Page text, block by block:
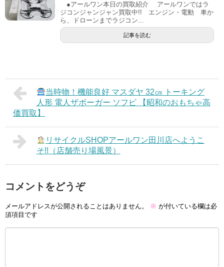
●アールワン本日の買取紹介 アールワンではラ
ジコンジャンジャン買取中!! エンジン・電動 車か
ら、ドローンまでラジコン...
記事を読む
当時物！機能良好 マスダヤ 32㎝ トーキング
人形 電人ザボーガー ソフビ 【昭和のおもちゃ高
価買取】
リサイクルSHOPアールワン田川店へようこ
そ!!（店舗売り場風景）
コメントをどうぞ
メールアドレスが公開されることはありません。 ※ が付いている欄は必
須項目です